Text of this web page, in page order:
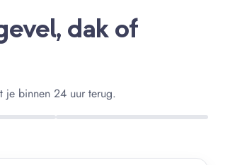
dak of
je binnen 24 uur terug.